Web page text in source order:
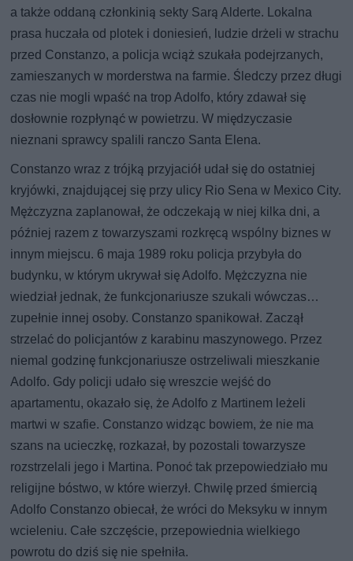
a także oddaną członkinią sekty Sarą Alderte. Lokalna
prasa huczała od plotek i doniesień, ludzie drżeli w strachu
przed Constanzo, a policja wciąż szukała podejrzanych,
zamieszanych w morderstwa na farmie. Śledczy przez długi
czas nie mogli wpaść na trop Adolfo, który zdawał się
dosłownie rozpłynąć w powietrzu. W międzyczasie
nieznani sprawcy spalili ranczo Santa Elena.
Constanzo wraz z trójką przyjaciół udał się do ostatniej
kryjówki, znajdującej się przy ulicy Rio Sena w Mexico City.
Mężczyzna zaplanował, że odczekają w niej kilka dni, a
później razem z towarzyszami rozkręcą wspólny biznes w
innym miejscu. 6 maja 1989 roku policja przybyła do
budynku, w którym ukrywał się Adolfo. Mężczyzna nie
wiedział jednak, że funkcjonariusze szukali wówczas…
zupełnie innej osoby. Constanzo spanikował. Zaczął
strzelać do policjantów z karabinu maszynowego. Przez
niemal godzinę funkcjonariusze ostrzeliwali mieszkanie
Adolfo. Gdy policji udało się wreszcie wejść do
apartamentu, okazało się, że Adolfo z Martinem leżeli
martwi w szafie. Constanzo widząc bowiem, że nie ma
szans na ucieczkę, rozkazał, by pozostali towarzysze
rozstrzelali jego i Martina. Ponoć tak przepowiedziało mu
religijne bóstwo, w które wierzył. Chwilę przed śmiercią
Adolfo Constanzo obiecał, że wróci do Meksyku w innym
wcieleniu. Całe szczęście, przepowiednia wielkiego
powrotu do dziś się nie spełniła.